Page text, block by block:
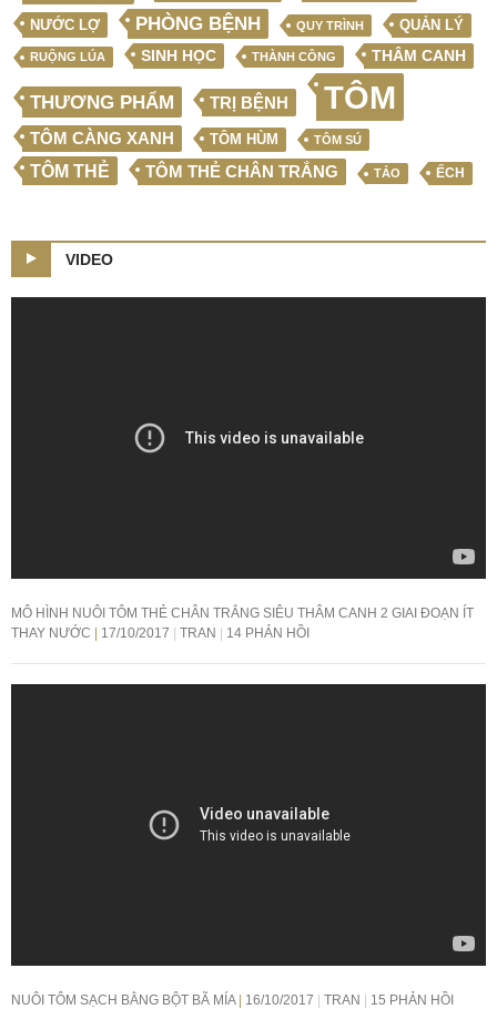
NƯỚC LỢ PHÒNG BỆNH QUY TRÌNH QUẢN LÝ
RUỘNG LÚA SINH HỌC THÀNH CÔNG THÂM CANH
THƯƠNG PHẨM TRỊ BỆNH TÔM
TÔM CÀNG XANH TÔM HÙM TÔM SÚ
TÔM THẺ TÔM THẺ CHÂN TRẮNG TẢO ẾCH
VIDEO
MÔ HÌNH NUÔI TÔM THẺ CHÂN TRẮNG SIÊU THÂM CANH 2 GIAI ĐOẠN ÍT
THAY NƯỚC
17/10/2017 TRAN 14 PHẢN HỒI
NUÔI TÔM SẠCH BẰNG BỘT BÃ MÍA 16/10/2017 TRAN 15 PHẢN HỒI